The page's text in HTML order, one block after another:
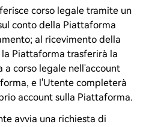
corso legale tramite un
conto della Piattaforma
al ricevimento della
Piattaforma trasferirà la
corso legale nell'account
e l'Utente completerà
account sulla Piattaforma.
avvia una richiesta di